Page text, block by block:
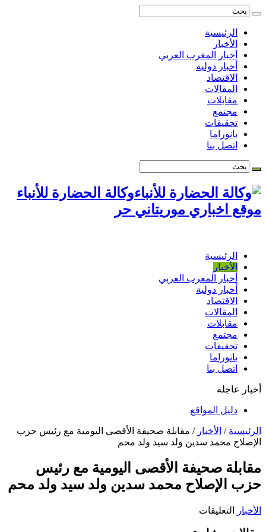
الرئيسية
الأخبار
أخبار المغرب العربي
أخبار دولية
الاقتصاد
المقالات
مقابلات
مجتمع
تحقيقات
بانوراما
اتصل بنا
وكالة الحضارة للأنباء
موقع اخباري موريتاني حر
الرئيسية
الأخبار
أخبار المغرب العربي
أخبار دولية
الاقتصاد
المقالات
مقابلات
مجتمع
تحقيقات
بانوراما
اتصل بنا
أخبار عاجلة
دليل المواقع
الرئيسية / الأخبار / مقابلة صحيفة الأقصى اليومية مع رئيس حزب
الإصلاح محمد سدين ولد سيد ولد محم
مقابلة صحيفة الأقصى اليومية مع رئيس
حزب الإصلاح محمد سدين ولد سيد ولد محم
الأخبار التعليقات